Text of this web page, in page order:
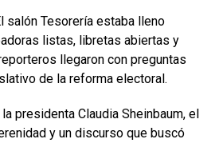
salón Tesorería estaba lleno
listas, libretas abiertas y
llegaron con preguntas
de la reforma electoral.
presidenta Claudia Sheinbaum, el
y un discurso que buscó